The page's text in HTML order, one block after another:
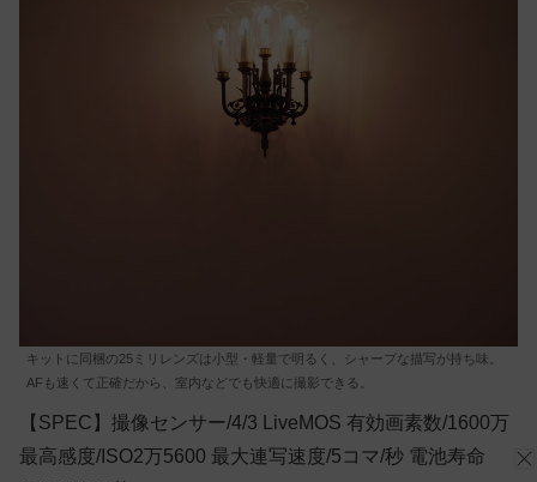
キットに同梱の25ミリレンズは小型・軽量で明るく、シャープな描写が持ち味。
AFも速くて正確だから、室内などでも快適に撮影できる。
【SPEC】撮像センサー/4/3 LiveMOS 有効画素数/1600万
最高感度/ISO2万5600 最大連写速度/5コマ/秒 電池寿命